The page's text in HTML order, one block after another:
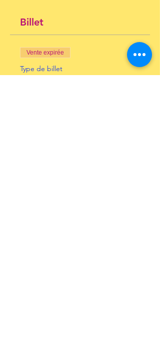
Billet
Vente expirée
Type de billet